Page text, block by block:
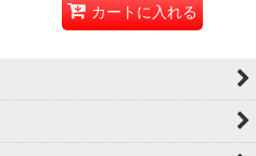
カートに入れる